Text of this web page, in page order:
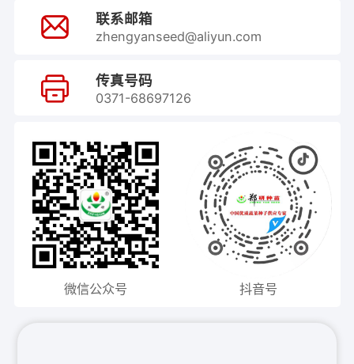
 联系邮箱
zhengyanseed@aliyun.com
 传真号码
0371-68697126
微信公众号 抖音号